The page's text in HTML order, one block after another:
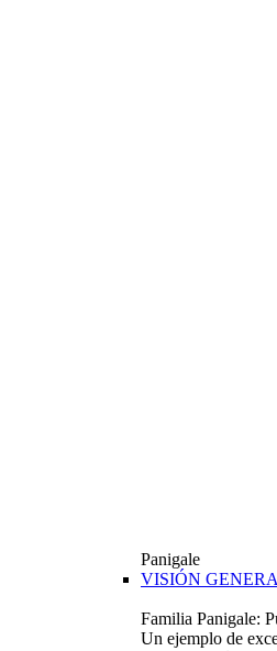
Panigale
VISIÓN
Familia Panigale:
Un ejemplo de